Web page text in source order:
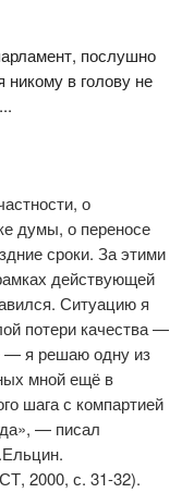
послушно
в голову не
о
думы, о переносе
сроки. За этими
действующей
Ситуацию я
потери качества —
— я решаю одну из
мной ещё в
шага с компартией
— писал
2000, с. 31-32).